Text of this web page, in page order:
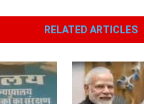
RELATED ARTICLES